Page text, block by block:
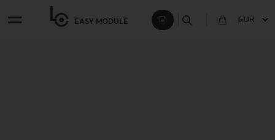
EASY MODULE